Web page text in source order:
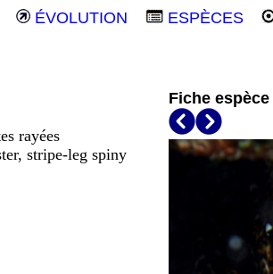
ÉVOLUTION ESPÈCES
rayées
stripe-leg spiny
Fiche espèce